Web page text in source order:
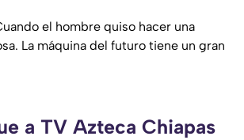
el hombre quiso hacer una
La máquina del futuro tiene un gran
a TV Azteca Chiapas